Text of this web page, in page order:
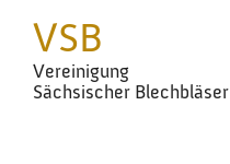
VSB
Vereinigung
Sächsischer Blechbläser